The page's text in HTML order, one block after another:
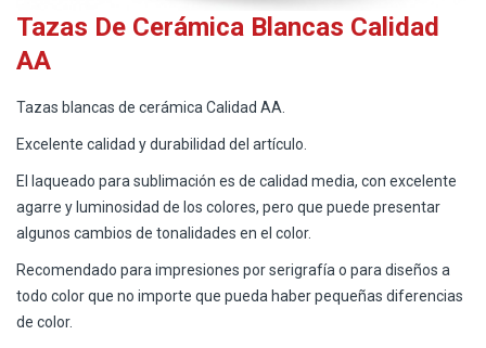
Tazas De Cerámica Blancas Calidad
AA
Tazas blancas de cerámica Calidad AA.
Excelente calidad y durabilidad del artículo.
El laqueado para sublimación es de calidad media, con excelente
agarre y luminosidad de los colores, pero que puede presentar
algunos cambios de tonalidades en el color.
Recomendado para impresiones por serigrafía o para diseños a
todo color que no importe que pueda haber pequeñas diferencias
de color.